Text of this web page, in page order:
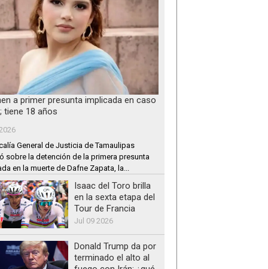
a primer presunta implicada en caso
tiene 18 años
General de Justicia de Tamaulipas
sobre la detención de la primera presunta
en la muerte de Dafne Zapata, la...
Isaac del Toro brilla
en la sexta etapa del
Tour de Francia
Jul 09 2026
Donald Trump da por
terminado el alto al